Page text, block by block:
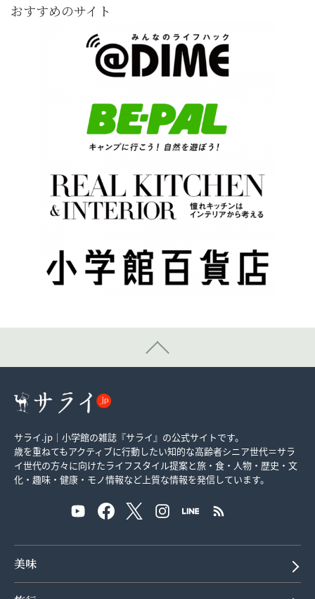
おすすめのサイト
サライ.jp｜小学館の雑誌『サライ』の公式サイトです。
歳を重ねてもアクティブに行動したい知的な高齢者シニア世代＝サラ
イ世代の方々に向けたライフスタイル提案と旅・食・人物・歴史・文
化・趣味・健康・モノ情報など上質な情報を発信しています。
美味